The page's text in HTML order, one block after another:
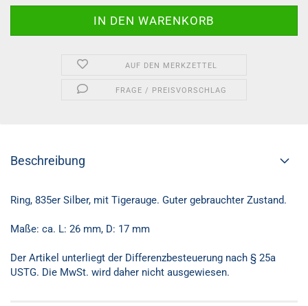
AUF DEN MERKZETTEL
FRAGE / PREISVORSCHLAG
Beschreibung
Ring, 835er Silber, mit Tigerauge. Guter gebrauchter Zustand.
Maße: ca. L: 26 mm, D: 17 mm
Der Artikel unterliegt der Differenzbesteuerung nach § 25a
USTG. Die MwSt. wird daher nicht ausgewiesen.